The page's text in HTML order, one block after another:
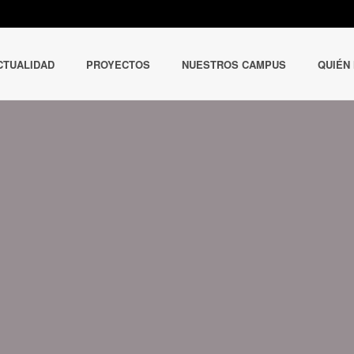
PROYECTOS NUESTROS CAMPUS QUIÉN